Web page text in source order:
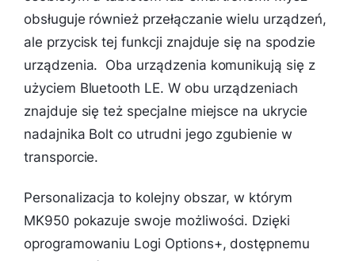
obsługuje również przełączanie wielu urządzeń,
ale przycisk tej funkcji znajduje się na spodzie
urządzenia. Oba urządzenia komunikują się z
użyciem Bluetooth LE. W obu urządzeniach
znajduje się też specjalne miejsce na ukrycie
nadajnika Bolt co utrudni jego zgubienie w
transporcie.
Personalizacja to kolejny obszar, w którym
MK950 pokazuje swoje możliwości. Dzięki
oprogramowaniu Logi Options+, dostępnemu